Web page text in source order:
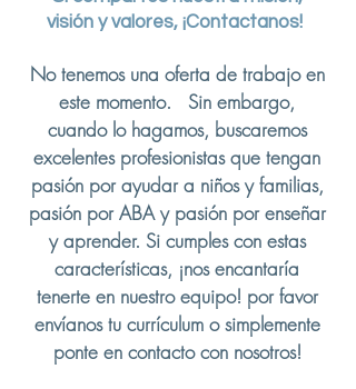
visión y valores, ¡Contactanos!
No tenemos una oferta de trabajo en
este momento. Sin embargo,
cuando lo hagamos, buscaremos
excelentes profesionistas que tengan
pasión por ayudar a niños y familias,
pasión por ABA y pasión por enseñar
y aprender. Si cumples con estas
características, ¡nos encantaría
tenerte en nuestro equipo! por favor
envíanos tu currículum o simplemente
ponte en contacto con nosotros!